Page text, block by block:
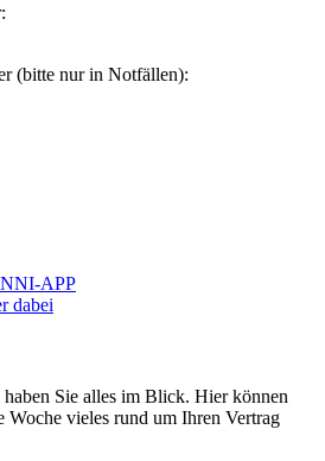
(bitte nur in Notfällen):
APP
dabei
Sie alles im Blick. Hier können
Woche vieles rund um Ihren Vertrag